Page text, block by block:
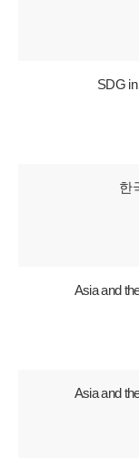
SDG
한
Asia and
Asia and